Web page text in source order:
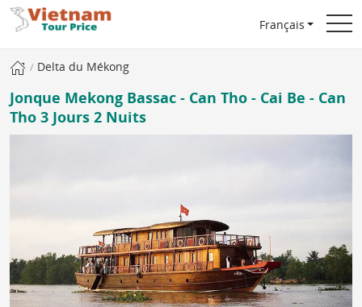
Français
Delta du Mékong
Jonque Mekong Bassac - Can Tho - Cai Be - Can
Tho 3 Jours 2 Nuits